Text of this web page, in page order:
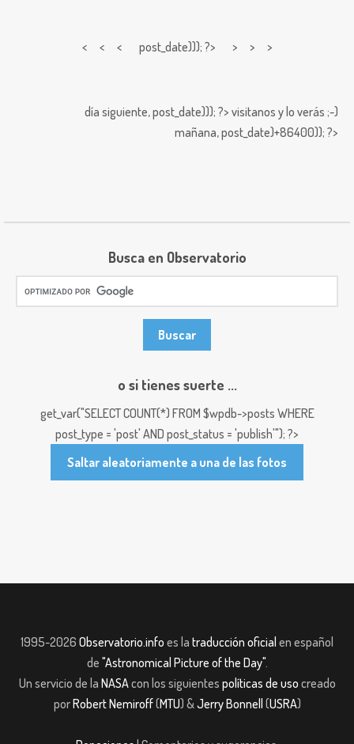
< < < post_date))); ?> > > >
día siguiente,post_date))); ?> visitanos y lo verás ;-)
mañana,post_date)+86400)); ?>
Busca en Observatorio
o si tienes suerte ...
get_var("SELECT COUNT(*) FROM $wpdb->posts WHERE
post_type = 'post' AND post_status = 'publish'"); ?>
Saltar aleatoriamente a una de las fotos
1995-2026 Observatorio.info es la traducción oficial en español
de "Astronomical Picture of the Day".
Un servicio de la NASAcon los siguientes políticas de uso creado
porRobert Nemiroff(MTU) &Jerry Bonnell (USRA)